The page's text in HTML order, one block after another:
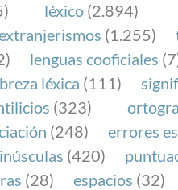
léxico (2.894)
(1.255)
lenguas cooficiales
léxica (111)
(323)
(248)
errores
(420)
(28) espacios (32)